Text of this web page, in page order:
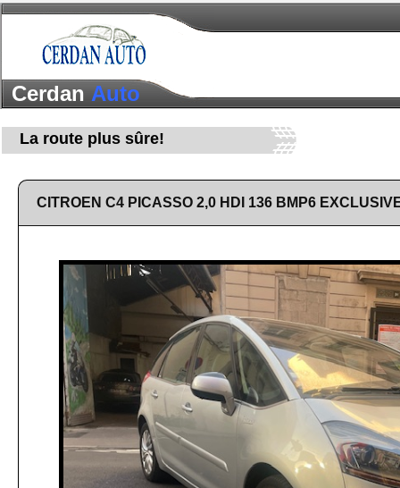
CerdanAuto
La route plus sûre!
CITROEN C4 PICASSO 2,0 HDI 136 BMP6